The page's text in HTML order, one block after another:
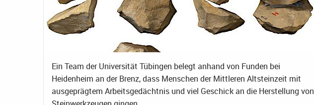
Ein Team der Universität Tübingen belegt anhand von Funden bei
Heidenheim an der Brenz, dass Menschen der Mittleren Altsteinzeit mit
ausgeprägtem Arbeitsgedächtnis und viel Geschick an die Herstellung von